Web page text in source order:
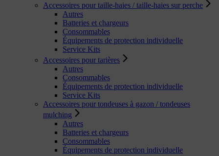
Accessoires pour taille-haies / taille-haies sur perche
Autres
Batteries et chargeurs
Consommables
Équipements de protection individuelle
Service Kits
Accessoires pour tarières
Autres
Consommables
Équipements de protection individuelle
Service Kits
Accessoires pour tondeuses à gazon / tondeuses
mulching
Autres
Batteries et chargeurs
Consommables
Équipements de protection individuelle